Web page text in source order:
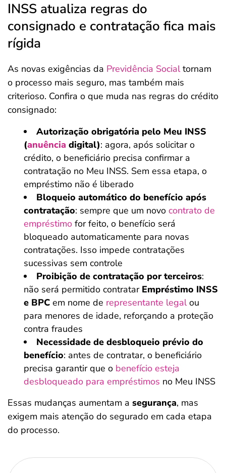
INSS atualiza regras do
consignado e contratação fica mais
rígida
As novas exigências da Previdência Socialtornam
o processo mais seguro, mas também mais
criterioso. Confira o que muda nas regras do crédito
consignado:
Autorização obrigatória pelo Meu INSS
(anuência digital): agora, após solicitar o
crédito, o beneficiário precisa confirmar a
contratação no Meu INSS. Sem essa etapa, o
empréstimo não é liberado
Bloqueio automático do benefício após
contratação: sempre que um novo contrato de
empréstimo for feito, o benefício será
bloqueado automaticamente para novas
contratações. Isso impede contratações
sucessivas sem controle
Proibição de contratação por terceiros:
não será permitido contratar Empréstimo INSS
e BPC em nome de representante legalou
para menores de idade, reforçando a proteção
contra fraudes
Necessidade de desbloqueio prévio do
benefício: antes de contratar, o beneficiário
precisa garantir que o benefício esteja
desbloqueado para empréstimos no Meu INSS
Essas mudanças aumentam a segurança, mas
exigem mais atenção do segurado em cada etapa
do processo.